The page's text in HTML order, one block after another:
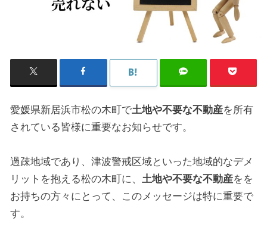
愛媛県新居浜市松の木町で土地や不要な不動産を所有
されている皆様に重要なお知らせです。
過疎地域であり、津波警戒区域といった地域的なデメ
リットを抱える松の木町に、 土地や不要な不動産をを
お持ちの方々にとって、このメッセージは特に重要で
す。